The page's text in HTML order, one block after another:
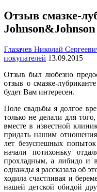
Отзыв смазке-
Johnson&Johnson
Глазачев Николай
покупателей 13.09.2015
Отзыв был любезно
отзыв о смазке-
будет Вам интересен.
Поле свадьбы я долгое
только не делали для
вместе в известной
придать нашим
лет безуспешных
начали потихоньку
прохладным, а либидо и
однажды я рассказала об
ходила счастливая и
нашей детской обидой